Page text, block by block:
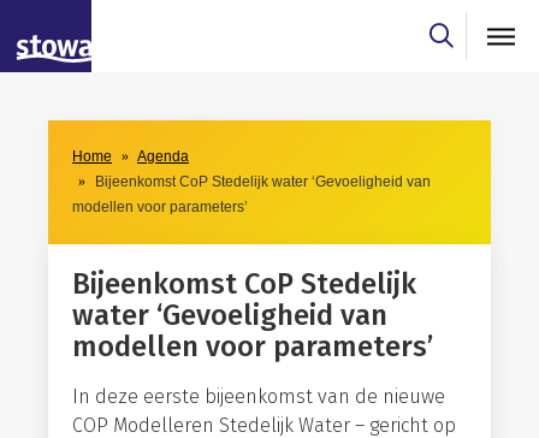
Skip to main content
Skip to main nav
Skip to agendaresultaten filter
Home
Agenda
Bijeenkomst CoP Stedelijk water ‘Gevoeligheid van
modellen voor parameters’
Bijeenkomst CoP Stedelijk
water ‘Gevoeligheid van
modellen voor parameters’
In deze eerste bijeenkomst van de nieuwe
COP Modelleren Stedelijk Water – gericht op